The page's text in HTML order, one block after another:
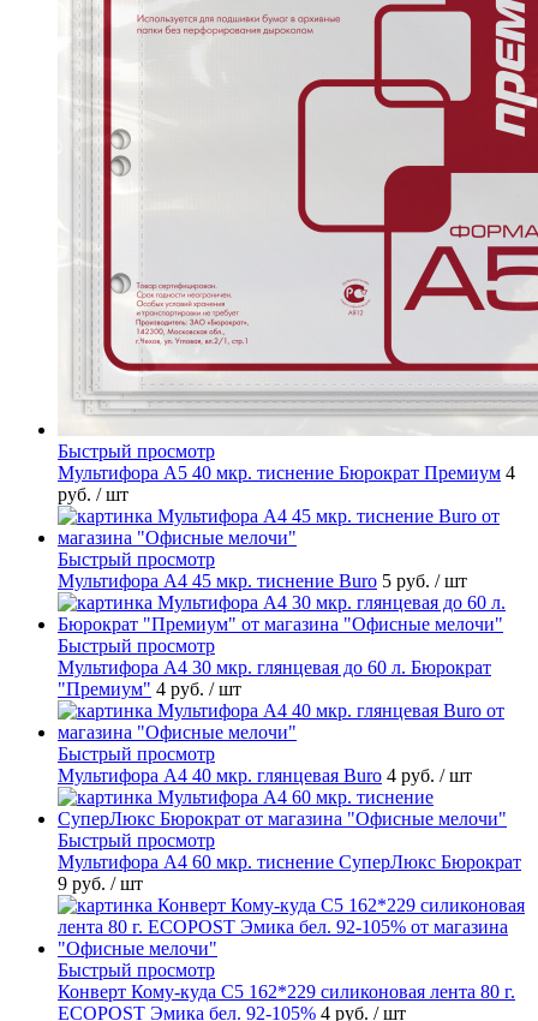
Быстрый просмотр
Мультифора А5 40 мкр. тиснение Бюрократ Премиум 4
руб. / шт
Быстрый просмотр
Мультифора А4 45 мкр. тиснение Buro 5 руб. / шт
Быстрый просмотр
Мультифора А4 30 мкр. глянцевая до 60 л. Бюрократ
"Премиум" 4 руб. / шт
Быстрый просмотр
Мультифора А4 40 мкр. глянцевая Buro 4 руб. / шт
Быстрый просмотр
Мультифора А4 60 мкр. тиснение СуперЛюкс Бюрократ
9 руб. / шт
Быстрый просмотр
Конверт Кому-куда С5 162*229 силиконовая лента 80 г.
ECOPOST Эмика бел. 92-105% 4 руб. / шт